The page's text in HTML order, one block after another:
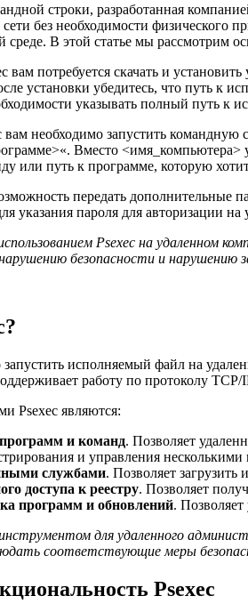
строки, разработанная
без необходимости физического
среде. В этой статье мы рассмотрим
вам потребуется скачать и
установки убедитесь, что путь к
указывать полный путь к
вам необходимо запустить
Вместо <имя_компьютера>
или путь к программе, которую
передать
указания пароля для авторизации
Psexec на удаленном
безопасности и нарушению
исполняемый файл на
работу по протоколу
Psexec являются:
и команд. Позволяет
и управления
службами. Позволяет загрузить
доступа к реестру. Позволяет
программ и обновлений.
для удаленного
соответствующие меры
Psexec